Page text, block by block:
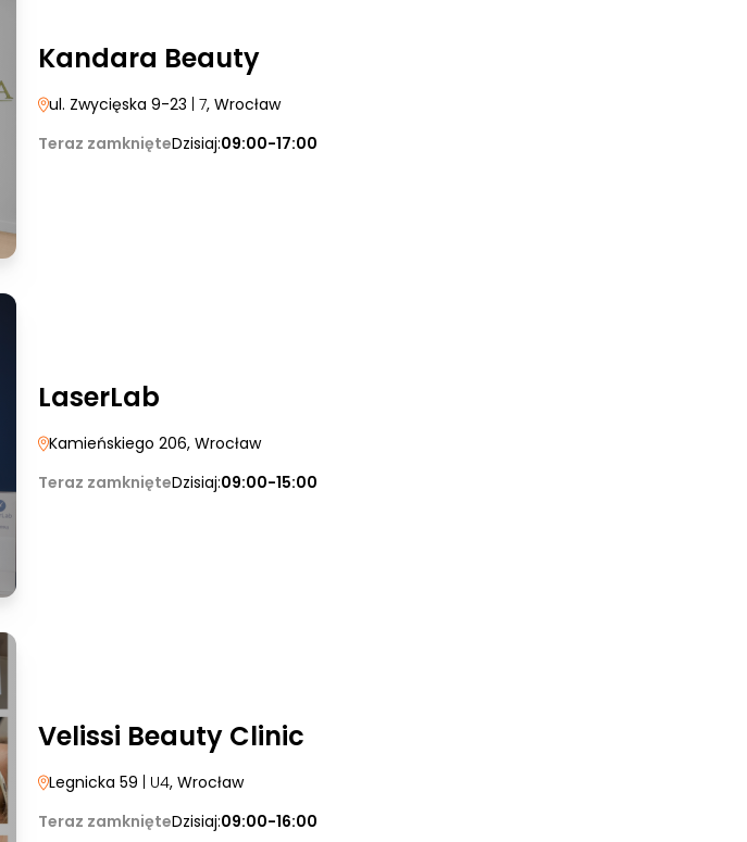
Kandara Beauty
ul. Zwycięska 9-23 | 7, Wrocław
Teraz zamknięteDzisiaj:09:00-17:00
LaserLab
Kamieńskiego 206, Wrocław
Teraz zamknięteDzisiaj:09:00-15:00
Velissi Beauty Clinic
Legnicka 59 | U4, Wrocław
Teraz zamknięteDzisiaj:09:00-16:00